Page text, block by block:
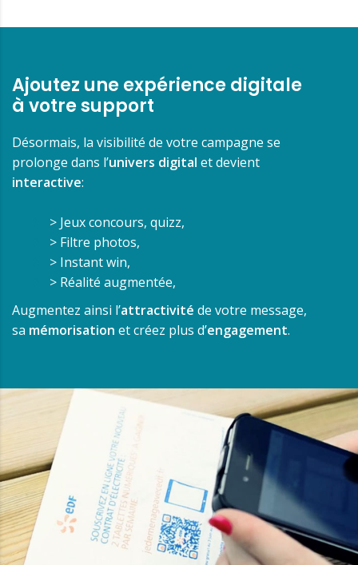
Ajoutez une expérience digitale
à votre support
Désormais, la visibilité de votre campagne se
prolonge dans l’univers digital et devient
interactive:
> Jeux concours, quizz,
> Filtre photos,
> Instant win,
> Réalité augmentée,
Augmentez ainsi l’attractivité de votre message,
sa mémorisation et créez plus d’engagement.